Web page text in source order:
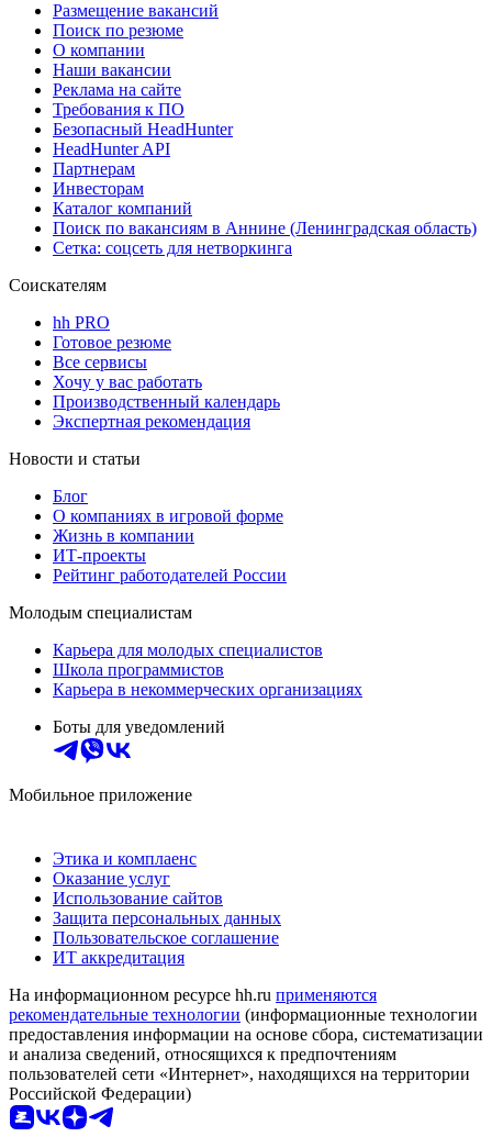
Размещение вакансий
Поиск по резюме
О компании
Наши вакансии
Реклама на сайте
Требования к ПО
Безопасный HeadHunter
HeadHunter API
Партнерам
Инвесторам
Каталог компаний
Поиск по вакансиям в Аннине (Ленинградская область)
Сетка: соцсеть для нетворкинга
Соискателям
hh PRO
Готовое резюме
Все сервисы
Хочу у вас работать
Производственный календарь
Экспертная рекомендация
Новости и статьи
Блог
О компаниях в игровой форме
Жизнь в компании
ИТ-проекты
Рейтинг работодателей России
Молодым специалистам
Карьера для молодых специалистов
Школа программистов
Карьера в некоммерческих организациях
Боты для уведомлений
Мобильное приложение
Этика и комплаенс
Оказание услуг
Использование сайтов
Защита персональных данных
Пользовательское соглашение
ИТ аккредитация
На информационном ресурсе hh.ru применяются
рекомендательные технологии (информационные технологии
предоставления информации на основе сбора, систематизации
и анализа сведений, относящихся к предпочтениям
пользователей сети «Интернет», находящихся на территории
Российской Федерации)